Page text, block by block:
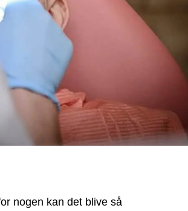
nogen kan det blive så